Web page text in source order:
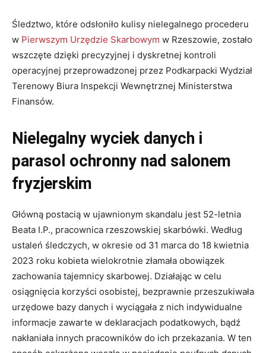
Śledztwo, które odsłoniło kulisy nielegalnego procederu
w Pierwszym Urzędzie Skarbowym w Rzeszowie, zostało
wszczęte dzięki precyzyjnej i dyskretnej kontroli
operacyjnej przeprowadzonej przez Podkarpacki Wydział
Terenowy Biura Inspekcji Wewnętrznej Ministerstwa
Finansów.
Nielegalny wyciek danych i
parasol ochronny nad salonem
fryzjerskim
Główną postacią w ujawnionym skandalu jest 52-letnia
Beata I.P., pracownica rzeszowskiej skarbówki. Według
ustaleń śledczych, w okresie od 31 marca do 18 kwietnia
2023 roku kobieta wielokrotnie złamała obowiązek
zachowania tajemnicy skarbowej. Działając w celu
osiągnięcia korzyści osobistej, bezprawnie przeszukiwała
urzędowe bazy danych i wyciągała z nich indywidualne
informacje zawarte w deklaracjach podatkowych, bądź
nakłaniała innych pracowników do ich przekazania. W ten